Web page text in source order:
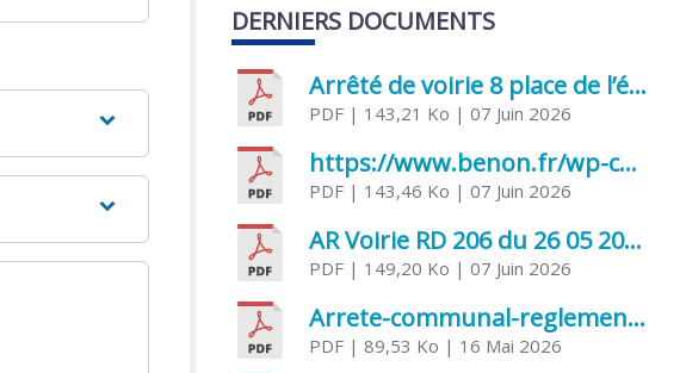
DERNIERS DOCUMENTS
Arrêté de voirie 8 place de l’église 17170 Benon
PDF | 143,21 Ko | 07 Juin 2026
https://www.benon.fr/wp-content/uploads/2026/06/AR-Voirie-Chemin-de-Lafond-du-26-05-2026.pdf
PDF | 143,46 Ko | 07 Juin 2026
AR Voirie RD 206 du 26 05 2026
PDF | 149,20 Ko | 07 Juin 2026
Arrete-communal-reglemenatnt-des-bruits-de-voisinage-et-des-activites-bruyantes
PDF | 89,53 Ko | 16 Mai 2026